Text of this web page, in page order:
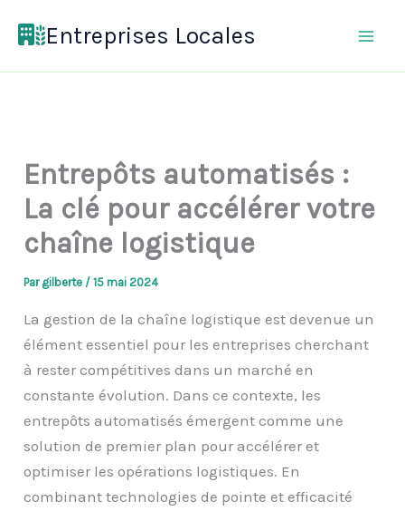
Entreprises Locales
Entrepôts automatisés :
La clé pour accélérer votre
chaîne logistique
Par gilberte /15 mai 2024
La gestion de la chaîne logistique est devenue un
élément essentiel pour les entreprises cherchant
à rester compétitives dans un marché en
constante évolution. Dans ce contexte, les
entrepôts automatisés émergent comme une
solution de premier plan pour accélérer et
optimiser les opérations logistiques. En
combinant technologies de pointe et efficacité